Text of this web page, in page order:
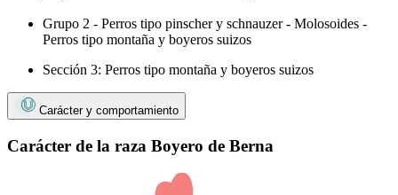
Grupo 2 - Perros tipo pinscher y schnauzer - Molosoides -
Perros tipo montaña y boyeros suizos
Sección 3: Perros tipo montaña y boyeros suizos
Carácter y comportamiento
Carácter de la raza Boyero de Berna